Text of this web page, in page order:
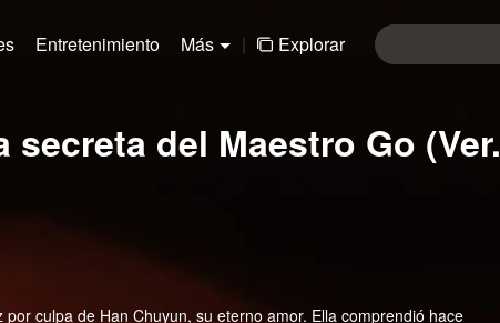
Entretenimiento Más | Explorar
del Maestro Go (Ver.
culpa de Han Chuyun, su eterno amor. Ella comprendió hace